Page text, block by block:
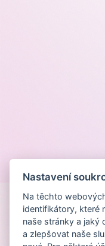
Nastavení
Na těchto
identifikátory, které
naše stránky a jaký
a zlepšovat naše